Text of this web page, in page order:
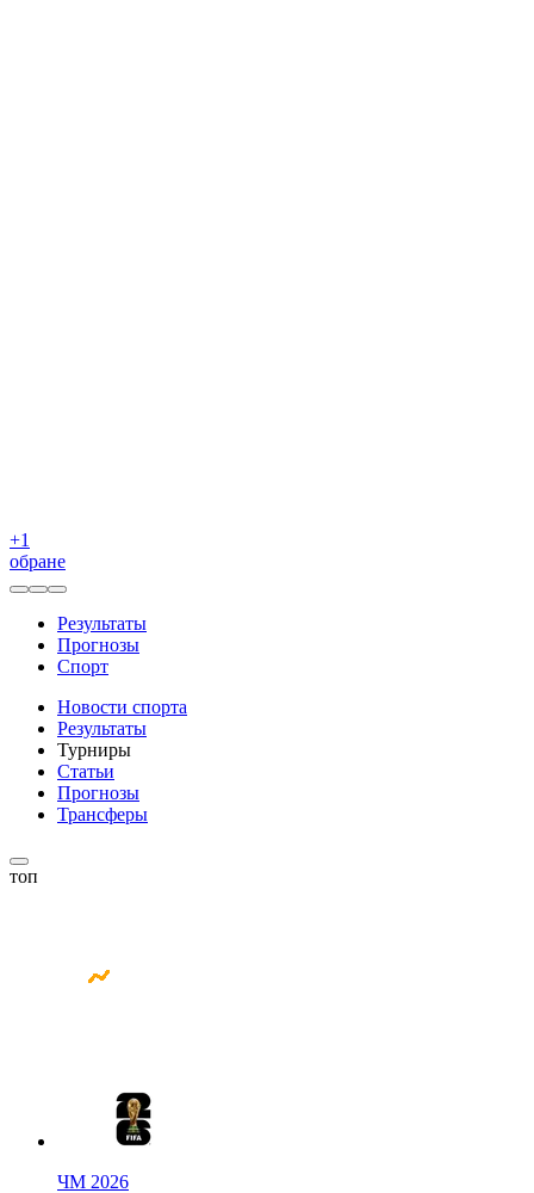
+1
обране
Результаты
Прогнозы
Спорт
Новости спорта
Результаты
Турниры
Статьи
Прогнозы
Трансферы
топ
ЧМ 2026